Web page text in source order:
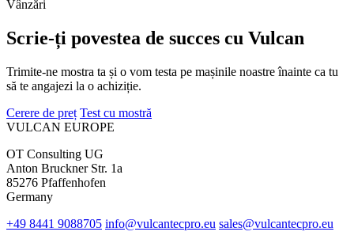
Vânzări
Scrie-ți povestea de succes cu Vulcan
Trimite-ne mostra ta și o vom testa pe mașinile noastre înainte ca tu
să te angajezi la o achiziție.
Cerere de preț Test cu mostră
VULCAN EUROPE
OT Consulting UG
Anton Bruckner Str. 1a
85276 Pfaffenhofen
Germany
+49 8441 9088705 info@vulcantecpro.eu sales@vulcantecpro.eu